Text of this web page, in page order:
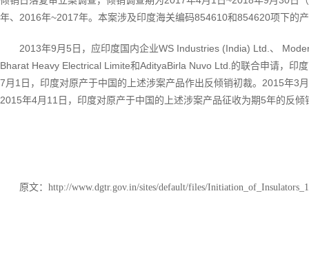
年、2016年~2017年。本案涉及印度海关编码854610和854620项下的
2013年9月5日，应印度国内企业WS Industries (India) Ltd.、
Bharat Heavy Electrical Limite和AdityaBirla Nuvo Ltd.的联合申请，印
7月1日，印度对原产于中国的上述涉案产品作出反倾销初裁。2015年3
2015年4月11日，印度对原产于中国的上述涉案产品征收为期5年的反
原文： http://www.dgtr.gov.in/sites/default/files/